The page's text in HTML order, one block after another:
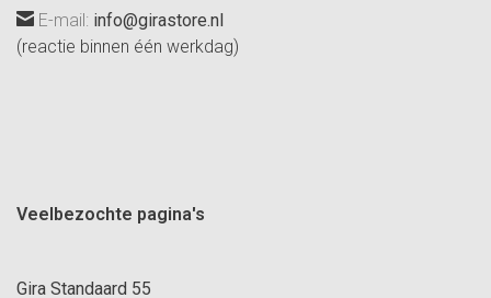
E-mail: info@girastore.nl
(reactie binnen één werkdag)
Veelbezochte pagina's
Gira Standaard 55